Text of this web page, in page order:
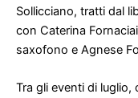
Sollicciano, tratti dal
con Caterina
saxofono e Agnese
Tra gli eventi di luglio,